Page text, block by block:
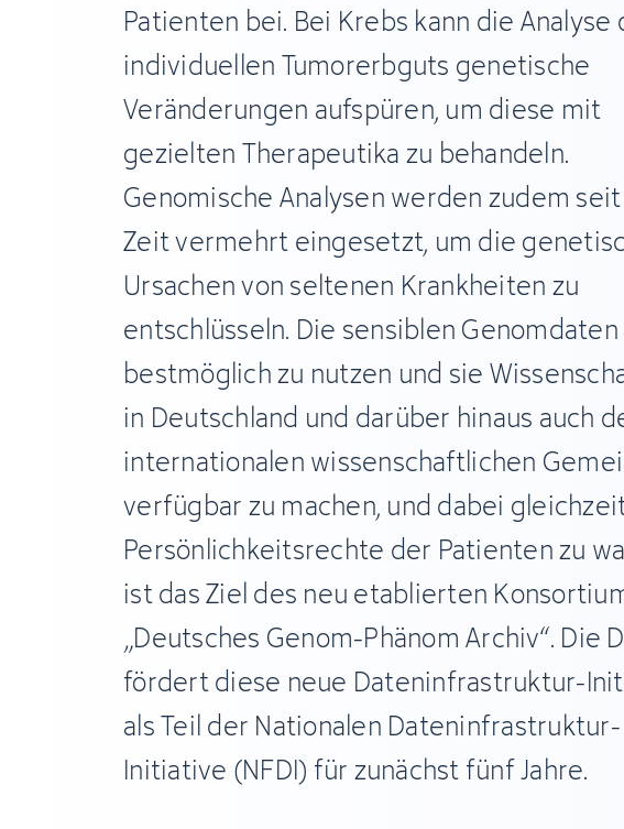
Patienten bei. Bei Krebs kann die Analyse
individuellen Tumorerbguts genetische
Veränderungen aufspüren, um diese mit
gezielten Therapeutika zu behandeln.
Genomische Analysen werden zudem
Zeit vermehrt eingesetzt, um die
Ursachen von seltenen Krankheiten zu
entschlüsseln. Die sensiblen Genomdaten
bestmöglich zu nutzen und sie
in Deutschland und darüber hinaus auch
internationalen wissenschaftlichen
verfügbar zu machen, und dabei
Persönlichkeitsrechte der Patienten zu
ist das Ziel des neu etablierten
„Deutsches Genom-Phänom Archiv“. Die
fördert diese neue Dateninfrastruktur-
als Teil der Nationalen Dateninfrastruktur-
Initiative (NFDI) für zunächst fünf Jahre.